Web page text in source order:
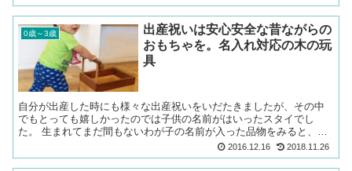
0歳～3歳
出産祝いは安心安全な昔ながらの
おもちゃを。名入れ対応の木の玩
具
自分が出産した時にも様々な出産祝いをいだたきましたが、その中
でもとっても嬉しかったのでは子供の名前がはいったスタイでし
た。 生まれてまだ間もないわが子の名前が入った品物をみると、本
当にこの子がこの世に誕生したんだなという実感がぐっと湧いて
き...
2016.12.16 2018.11.26